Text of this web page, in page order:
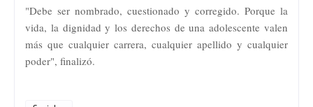
"Debe ser nombrado, cuestionado y corregido. Porque la
vida, la dignidad y los derechos de una adolescente valen
más que cualquier carrera, cualquier apellido y cualquier
poder", finalizó.